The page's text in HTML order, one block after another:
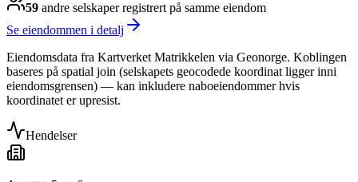
59 andre selskaperregistrert på samme eiendom
Se eiendommen i detalj
Eiendomsdata fra Kartverket Matrikkelen via Geonorge. Koblingen
baseres på spatial join (selskapets geocodede koordinat ligger inni
eiendomsgrensen) — kan inkludere naboeiendommer hvis
koordinatet er upresist.
Hendelser